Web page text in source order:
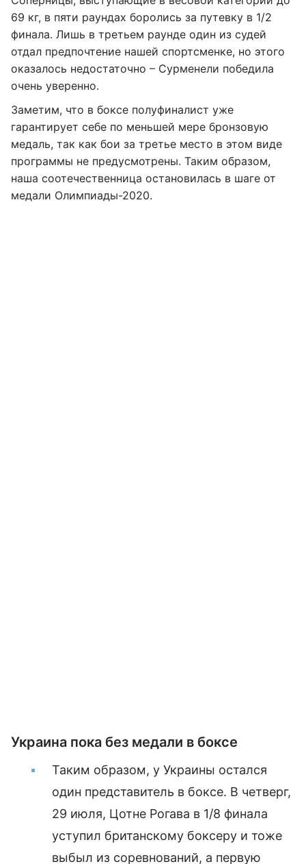
69 кг, в пяти раундах боролись за путевку в 1/2
финала. Лишь в третьем раунде один из судей
отдал предпочтение нашей спортсменке, но этого
оказалось недостаточно – Сурменели победила
очень уверенно.
Заметим, что в боксе полуфиналист уже
гарантирует себе по меньшей мере бронзовую
медаль, так как бои за третье место в этом виде
программы не предусмотрены. Таким образом,
наша соотечественница остановилась в шаге от
медали Олимпиады-2020.
Украина пока без медали в боксе
Таким образом, у Украины остался
один представитель в боксе. В четверг,
29 июля, Цотне Рогава в 1/8 финала
уступил британскому боксеру и тоже
выбыл из соревнований, а первую